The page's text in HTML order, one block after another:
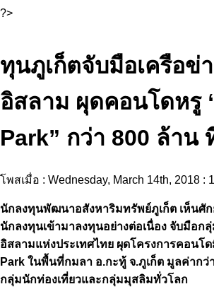
?>
ทุนภูเก็ตจับมือเครือข่
อิสลาม ผุดคอนโดหรู
Park” กว่า 800 ล้าน
โพสเมื่อ : Wednesday, March 14th, 2018 :
นักลงทุนพัฒนาอสังหาริมทรัพย์ภูเก็ต เห็นศั
นักลงทุนเข้ามาลงทุนอย่างต่อเนื่อง จับมือก
อิสลามแห่งประเทศไทย ผุดโครงการคอนโ
Park ในพื้นที่กมลา อ.กะทู้ จ.ภูเก็ต มูลค่ากว่
กลุ่มนักท่องเที่ยวและกลุ่มมุสลิมทั่วโลก